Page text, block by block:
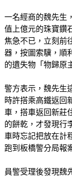
一名經商的魏先生
值上億元的珠寶鑽
焦急不已，立刻前
器，按圖索驥，順
的遺失物「物歸原
警方表示，魏先生
時許搭乘高鐵返回
車，搭車返回新莊
的餅乾，才發現行
車時忘記把放在計
跑到板橋警分局報
員警受理後發現魏